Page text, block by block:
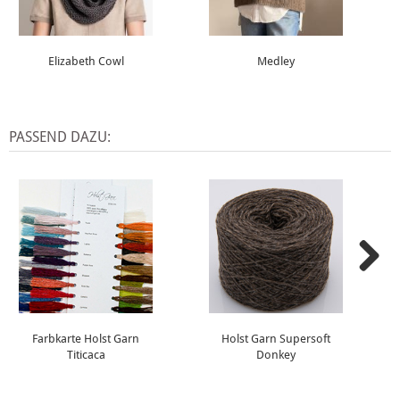
Elizabeth Cowl Medley
PASSEND DAZU:
Farbkarte Holst Garn
Titicaca
Holst Garn Supersoft
Donkey